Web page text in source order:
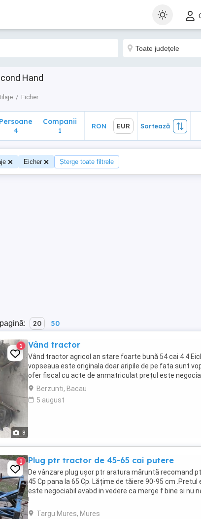
Hand
Eicher
Sortează
Persoane
4
Companii
1
RON EUR Sortează
Eicher Șterge toate filtrele
20 50
8
1 Vând tractor
Vând tractor agricol an stare foarte bună 54 cai 4 4
vopseaua este originala doar aripile de pe fata sunt
ofer fiscal cu acte de anmatriculat prețul este
Berzunti, Bacau
5 august
1 Plug ptr tractor de 45-65 cai putere
De vânzare plug ușor ptr aratura măruntă recomand
45 Cp pana la 65 Cp. Lățime de tăiere 90-95 cm .Pretul
este negociabil avabd in vedere ca merge f bine si nu
!
Targu Mures, Mures